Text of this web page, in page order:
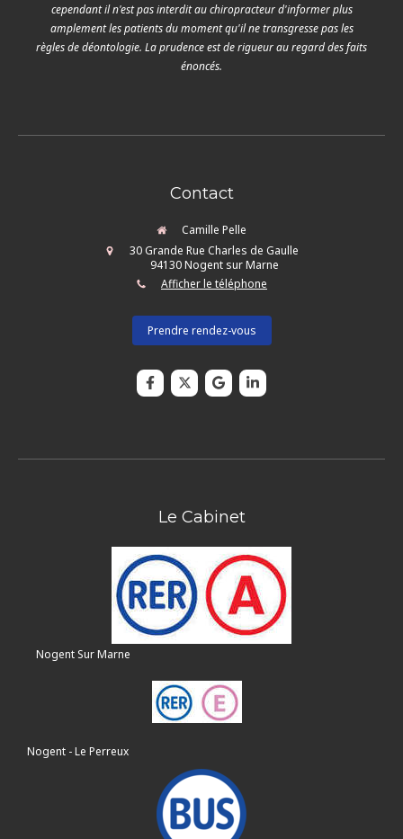
cependant il n'est pas interdit au chiropracteur d'informer plus
amplement les patients du moment qu'il ne transgresse pas les
règles de déontologie. La prudence est de rigueur au regard des faits
énoncés.
Contact
Camille Pelle
30 Grande Rue Charles de Gaulle
94130 Nogent sur Marne
Afficher le téléphone
Prendre rendez-vous
Le Cabinet
Nogent Sur Marne
Nogent - Le Perreux